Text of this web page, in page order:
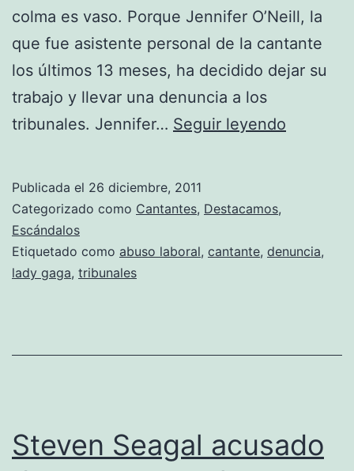
colma es vaso. Porque Jennifer O’Neill, la
que fue asistente personal de la cantante
los últimos 13 meses, ha decidido dejar su
trabajo y llevar una denuncia a los
tribunales. Jennifer… Seguir leyendo
su
Publicada el 26 diciembre, 2011
Categorizado como Cantantes, Destacamos,
Escándalos
Etiquetado como abuso laboral, cantante, denuncia,
lady gaga, tribunales
Steven Seagal acusado